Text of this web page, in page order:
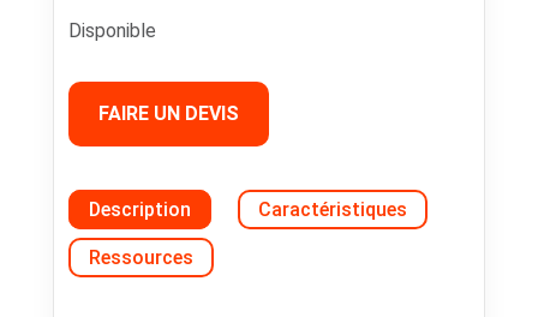
Disponible
FAIRE UN DEVIS
Description Caractéristiques
Ressources